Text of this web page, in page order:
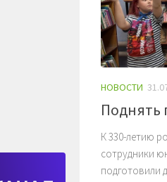
НОВОСТИ
Поднять
К 330-летию
сотрудники
подготовили